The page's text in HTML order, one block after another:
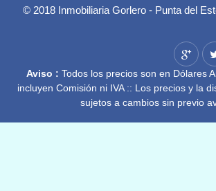
© 2018 Inmobiliaria Gorlero - Punta del
Aviso : Todos los precios son en Dólares
incluyen Comisión ni IVA :: Los precios y la
sujetos a cambios sin previo